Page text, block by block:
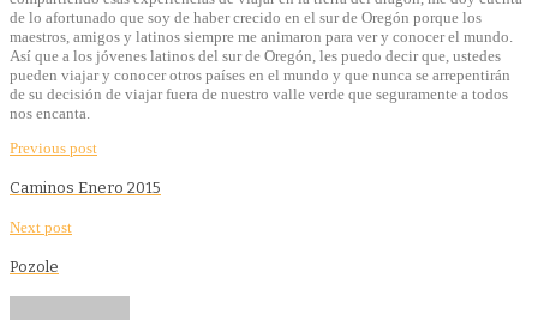
de lo afortunado que soy de haber crecido en el sur de Oregón porque los
maestros, amigos y latinos siempre me animaron para ver y conocer el mundo.
Así que a los jóvenes latinos del sur de Oregón, les puedo decir que, ustedes
pueden viajar y conocer otros países en el mundo y que nunca se arrepentirán
de su decisión de viajar fuera de nuestro valle verde que seguramente a todos
nos encanta.
Previous post
Caminos Enero 2015
Next post
Pozole